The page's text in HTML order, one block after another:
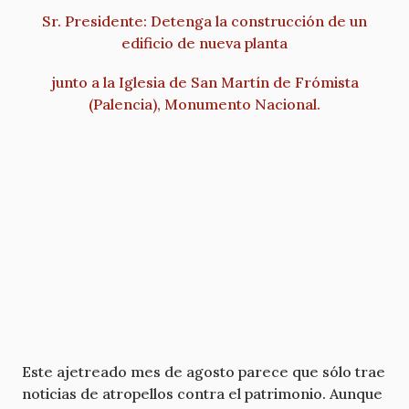
Sr. Presidente: Detenga la construcción de un
edificio de nueva planta
junto a la Iglesia de San Martín de Frómista
(Palencia), Monumento Nacional.
Este ajetreado mes de agosto parece que sólo trae
noticias de atropellos contra el patrimonio. Aunque